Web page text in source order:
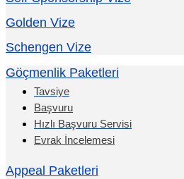
Golden Vize
Schengen Vize
Göçmenlik Paketleri
Tavsiye
Başvuru
Hızlı Başvuru Servisi
Evrak İncelemesi
Appeal Paketleri